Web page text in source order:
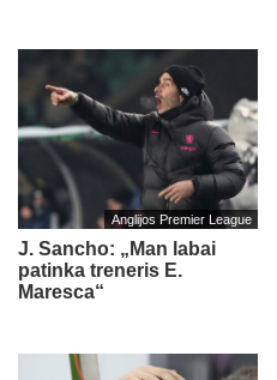
Anglijos Premier League
J. Sancho: „Man labai
patinka treneris E.
Maresca“